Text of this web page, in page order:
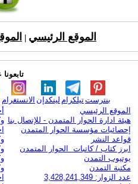
الموقع الرئيسي
الانستغرام لينكدإن تيلكرامبنترست
الموقع الرئيسي
هيئة ادارة الحوار المتمدن - للإتصال بنا
إحصائيات مؤسسة الحوار المتمدن
قواعد النشر
ابرز كتاب / كاتبات الحوار المتمدن
يوتيوب التمدن
مكتبة التمدن
عدد الزوار: 3,428,241,349